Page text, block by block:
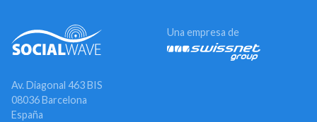
Av. Diagonal 463 BIS
08036 Barcelona
España
Una empresa de